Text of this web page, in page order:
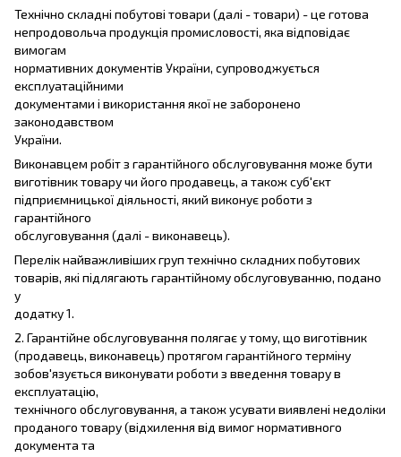
Технічно складні побутові товари (далі - товари) - це готова
непродовольча продукція промисловості, яка відповідає
вимогам
нормативних документів України, супроводжується
експлуатаційними
документами і використання якої не заборонено
законодавством
України.
Виконавцем робіт з гарантійного обслуговування може бути
виготівник товару чи його продавець, а також суб'єкт
підприємницької діяльності, який виконує роботи з
гарантійного
обслуговування (далі - виконавець).
Перелік найважливіших груп технічно складних побутових
товарів, які підлягають гарантійному обслуговуванню, подано
у
додатку 1.
2. Гарантійне обслуговування полягає у тому, що виготівник
(продавець, виконавець) протягом гарантійного терміну
зобов'язується виконувати роботи з введення товару в
експлуатацію,
технічного обслуговування, а також усувати виявлені недоліки
проданого товару (відхилення від вимог нормативного
документа та